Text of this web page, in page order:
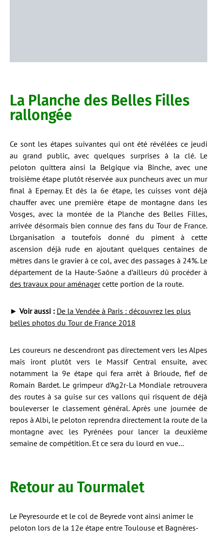
La Planche des Belles Filles
rallongée
Ce sont les étapes suivantes qui ont été révélées ce jeudi
au grand public, avec quelques surprises à la clé. Le
peloton quittera ainsi la Belgique via Binche, avec une
troisième étape plutôt réservée aux puncheurs avec un mur
final à Epernay. Et dès la 6e étape, les cuisses vont déjà
chauffer avec une première étape de montagne dans les
Vosges, avec la montée de la Planche des Belles Filles,
arrivée désormais bien connue des fans du Tour de France.
L’organisation a toutefois donné du piment à cette
ascension déjà rude en ajoutant quelques centaines de
mètres dans le gravier à ce col, avec des passages à 24%. Le
département de la Haute-Saône a d’ailleurs dû procéder à
des travaux pour aménagercette portion de la route.
► Voir aussi : De la Vendée à Paris : découvrez les plus
belles photos du Tour de France 2018
Les coureurs ne descendront pas directement vers les Alpes
mais iront plutôt vers le Massif Central ensuite, avec
notamment la 9e étape qui fera arrêt à Brioude, fief de
Romain Bardet. Le grimpeur d’Ag2r-La Mondiale retrouvera
des routes à sa guise sur ces vallons qui risquent de déjà
bouleverser le classement général. Après une journée de
repos à Albi, le peloton reprendra directement la route de la
montagne avec les Pyrénées pour lancer la deuxième
semaine de compétition. Et ce sera du lourd en vue…
Retour au Tourmalet
Le Peyresourde et le col de Beyrede vont ainsi animer le
peloton lors de la 12e étape entre Toulouse et Bagnères-